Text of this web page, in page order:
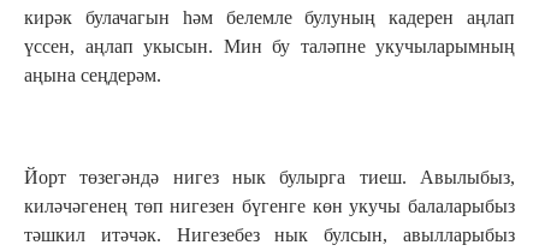
кирәк булачагын һәм белемле булуның кадерен аңлап
үссен, аңлап укысын. Мин бу таләпне укучыларымның
аңына сеңдерәм.
Йорт төзегәндә нигез нык булырга тиеш. Авылыбыз,
киләчәгенең төп нигезен бүгенге көн укучы балаларыбыз
тәшкил итәчәк. Нигезебез нык булсын, авылларыбыз